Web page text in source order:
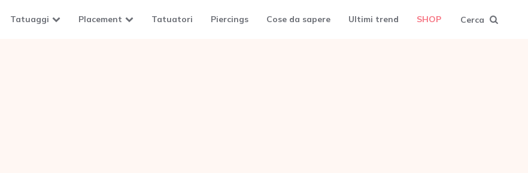
Tatuaggi Placement Tatuatori Piercings Cose da sapere Ultimi trend SHOP Cerca